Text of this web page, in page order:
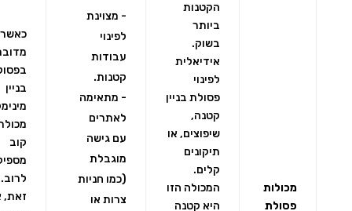
מכולות
פסולת
הקטנות
ביותר
בשוק.
אידיאלית
לפינוי
פסולת בניין
קטנה,
שיפוצים, או
תיקונים
קלים.
המכולה הזו
היא קטנה
- מצוינת
לפינוי
עבודות
קטנות.
- מתאימה
לאתרים
עם גישה
מוגבלת
(כמו חניות
צרות או
כאשר
בניין
קוב
זאת,